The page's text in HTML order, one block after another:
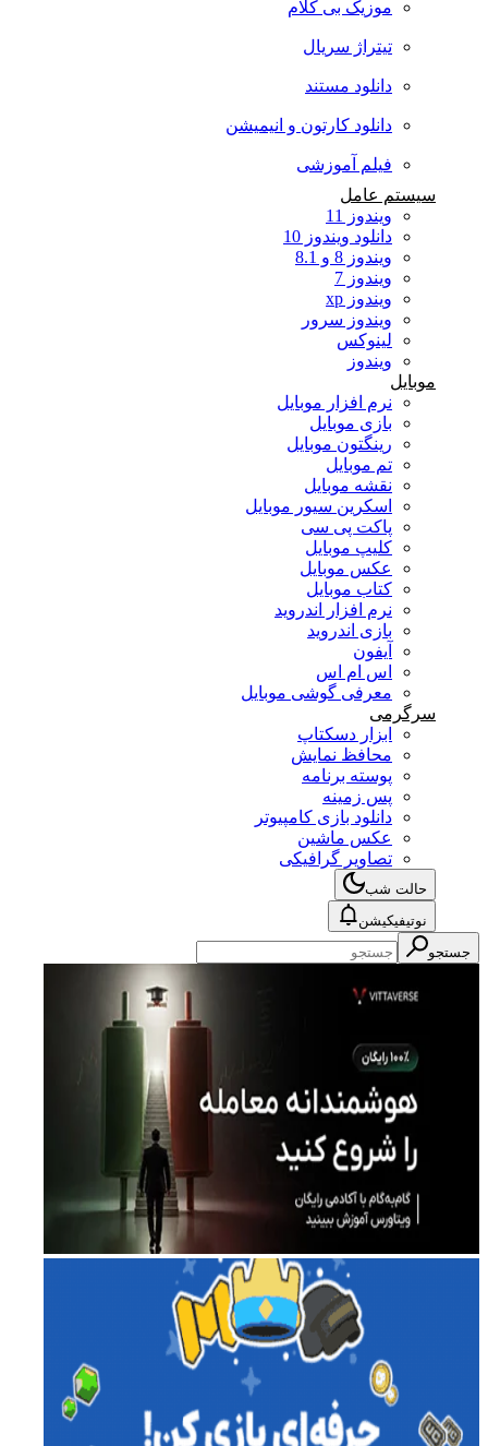
موزیک بی کلام
تیتراژ سریال
دانلود مستند
دانلود کارتون و انیمیشن
فیلم آموزشی
سیستم عامل
ویندوز 11
دانلود ویندوز 10
ویندوز 8 و 8.1
ویندوز 7
ویندوز xp
ویندوز سرور
لینوکس
ویندوز
موبایل
نرم افزار موبایل
بازی موبایل
رینگتون موبایل
تم موبایل
نقشه موبایل
اسکرین سیور موبایل
پاکت پی سی
کلیپ موبایل
عکس موبایل
کتاب موبایل
نرم افزار اندروید
بازی اندروید
آیفون
اس ام اس
معرفی گوشی موبایل
سرگرمی
ابزار دسکتاپ
محافظ نمایش
پوسته برنامه
پس زمینه
دانلود بازی کامپیوتر
عکس ماشین
تصاویر گرافیکی
حالت شب
نوتیفیکیشن
جستجو